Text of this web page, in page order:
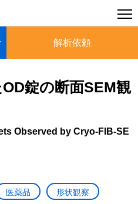
錠の断面SEM観
Observed by Cryo-FIB-SE
医薬品 形状観察
解析依頼